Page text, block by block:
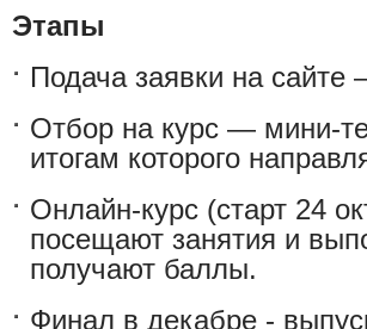
Этапы
Подача заявки на
Отбор на курс — мини-
итогам которого
Онлайн-курс (старт 24
посещают занятия и
получают баллы.
Финал в декабре -